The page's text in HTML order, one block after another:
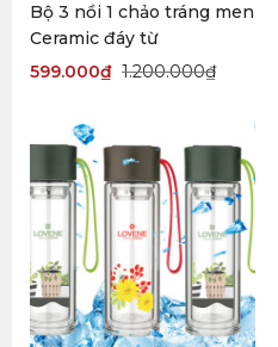
Bộ 3 nồi 1 chảo tráng men
Ceramic đáy từ
1.200.000₫
599.000₫